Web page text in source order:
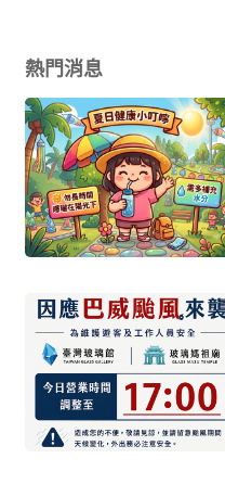
熱門消息